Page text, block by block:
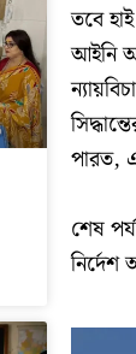
তবে
আইনি
পারত,
শেষ